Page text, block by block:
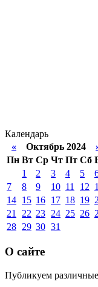
Календарь
« Октябрь 2024
Пн Вт Ср Чт Пт Сб
1
2 3 4 5
7
8 9 10 11 12
14 15 16 17 18 19
21
22 23 24 25 26
28 29 30 31
О сайте
Публикуем